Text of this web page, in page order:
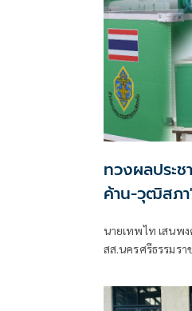
ทวงผลประ
ค้าน-วุฒิสภ
นายเทพไท เสนพ
สส.นครศรีธรรมร
ระบุว่า